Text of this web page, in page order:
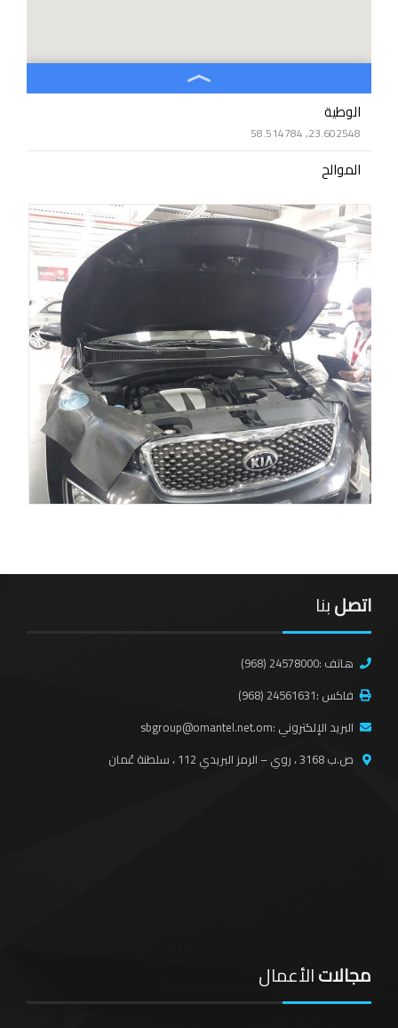
الوطية
23.602548, 58.514784
الموالح
بركاء
23.669476, 57.884151
صحار
24.325542, 56.746498
البريمي
24.236728, 55.76984
نزوى
22.902817, 57.533432
صلالة
17.015441, 54.045321
عبري
23.216724, 56.488992
إبراء
22.71381615226791, 58.53284961721198
صور
23.433757, 57.424749
اتصلبنا
هاتف :(968) 24578000
فاكس :(968) 24561631
البريد الإلكتروني :sbgroup@omantel.net.om
ص.ب 3168 ، روي – الرمز البريدي 112 ، سلطنة عُمان
مجالاتالأعمال